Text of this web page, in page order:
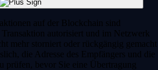
auf der Blockchain sind
autorisiert und im Netzwerk
mehr storniert oder rückgängig gemacht
die Adresse des Empfängers und die
prüfen, bevor Sie eine Übertragung